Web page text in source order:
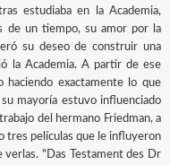
estudiaba en la Academia,
de un tiempo, su amor por la
su deseo de construir una
la Academia. A partir de ese
haciendo exactamente lo que
mayoría estuvo influenciado
del hermano Friedman, a
tres películas que le influyeron
verlas. "Das Testament des Dr